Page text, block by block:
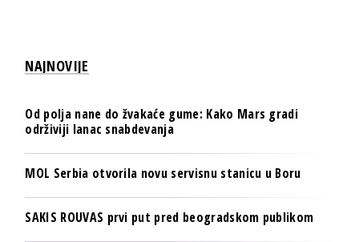
NAJNOVIJE
Od polja nane do žvakaće gume: Kako Mars gradi
održiviji lanac snabdevanja
MOL Serbia otvorila novu servisnu stanicu u Boru
SAKIS ROUVAS prvi put pred beogradskom publikom